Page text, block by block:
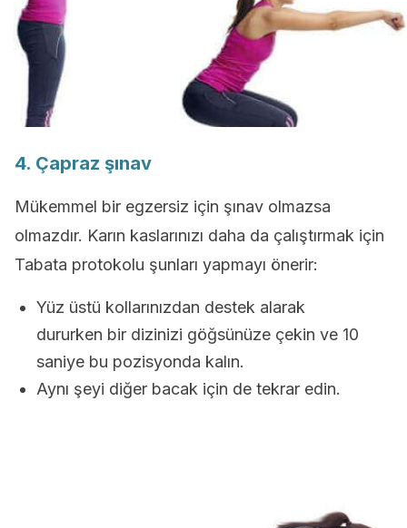
4. Çapraz şınav
Mükemmel bir egzersiz için şınav olmazsa
olmazdır. Karın kaslarınızı daha da çalıştırmak için
Tabata protokolu şunları yapmayı önerir:
Yüz üstü kollarınızdan destek alarak
dururken bir dizinizi göğsünüze çekin ve 10
saniye bu pozisyonda kalın.
Aynı şeyi diğer bacak için de tekrar edin.